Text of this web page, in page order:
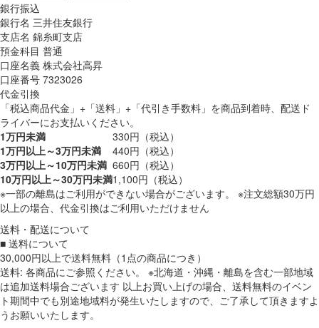
銀行振込
銀行名 三井住友銀行
支店名 錦糸町支店
預金科目 普通
口座名義 株式会社高昇
口座番号 7323026
代金引換
「税込商品代金」+「送料」+「代引き手数料」を商品到着時、配送ド
ライバーにお支払いください。
1万円未満
330円（税込）
1万円以上～3万円未満
440円（税込）
3万円以上～10万円未満 660円（税込）
10万円以上～30万円未満1,100円（税込）
※一部の離島はご利用ができない場合がございます。 ※注文総額30万円
以上の場合、代金引換はご利用いただけません
送料・配送について
■ 送料について
30,000円以上で送料無料（1点の商品につき）
送料: 各商品にご参照ください。 ※北海道・沖縄・離島を含む一部地域
は追加送料場合ございます 以上お買い上げの場合、送料無料のイベン
ト期間中でも別途地域料が発生いたしますので、ご了承して頂きますよ
うお願いいたします。